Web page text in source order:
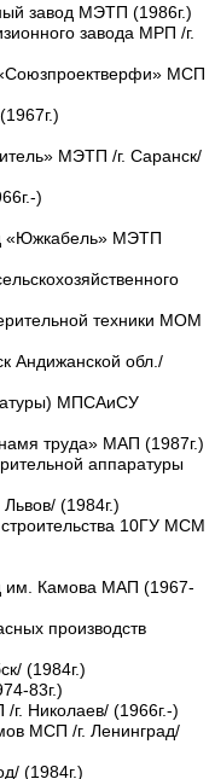
завод МЭТП (1986г.)
завода МРП /г.
МСП
МЭТП /г. Саранск/
)
«Южкабель» МЭТП
техники МОМ
Андижанской обл./
МПСАиСУ
труда» МАП (1987г.)
аппаратуры
(1984г.)
10ГУ МСМ
им. Камова МАП (1967-
производств
(1984г.)
83г.)
Николаев/ (1966г.-)
МСП /г. Ленинград/
(1984г.)